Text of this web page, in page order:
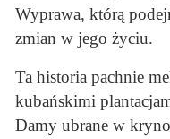
Wyprawa, którą
zmian w jego życiu.
Ta historia pachnie
kubańskimi
Damy ubrane w